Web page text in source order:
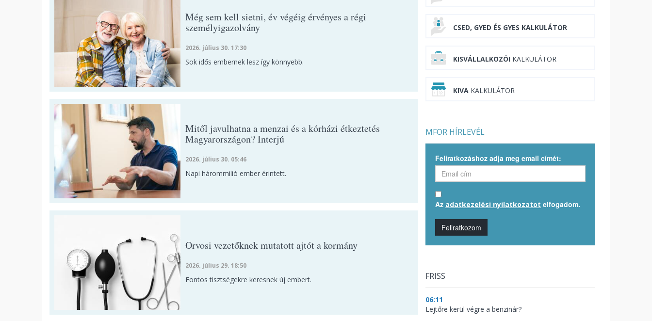
Még sem kell sietni, év végéig érvényes a régi
személyigazolvány
2026. július 30. 17:30
Sok idős embernek lesz így könnyebb.
Mitől javulhatna a menzai és a kórházi étkeztetés
Magyarországon? Interjú
2026. július 30. 05:46
Napi hárommilió ember érintett.
Orvosi vezetőknek mutatott ajtót a kormány
2026. július 29. 18:50
Fontos tisztségekre keresnek új embert.
CSED, GYED ÉS GYES KALKULÁTOR
KISVÁLLALKOZÓI KALKULÁTOR
KIVA KALKULÁTOR
MFOR HÍRLEVÉL
Feliratkozáshoz adja meg email címét:
Az adatkezelési nyilatkozatot elfogadom.
Feliratkozom
FRISS
06:11
Lejtőre kerül végre a benzinár?